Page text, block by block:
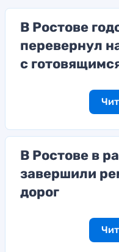
В Ростове
перевернул
с
В Ростове в
завершили
дорог